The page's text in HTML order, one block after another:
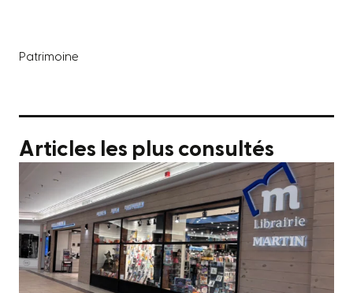
Patrimoine
Articles les plus consultés